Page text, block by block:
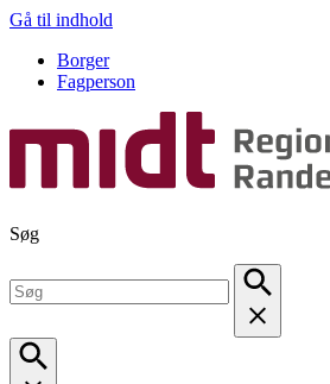
Gå til indhold
Borger
Fagperson
Søg